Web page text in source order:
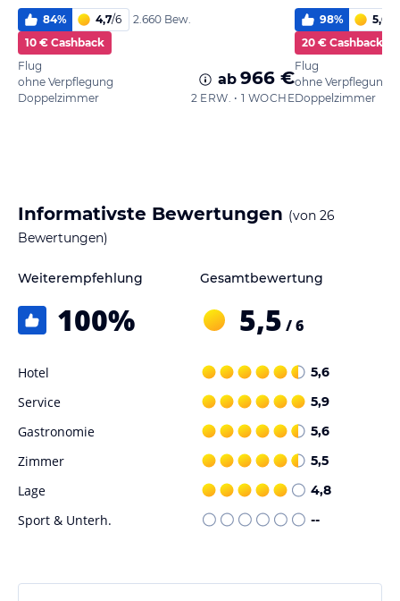
84% 4,7/6
2.660 Bew.
10 € Cashback
Flug
ohne Verpflegung
Doppelzimmer
ab 966 €
2 ERW. • 1 WOCHE
98% 5,6
20 € Cashback
Flug
ohne Verpflegung
Doppelzimmer
Informativste Bewertungen (von 26
Bewertungen)
Weiterempfehlung
100%
Gesamtbewertung
5,5 / 6
Hotel 5,6
Service 5,9
Gastronomie 5,6
Zimmer 5,5
Lage 4,8
Sport & Unterh. --